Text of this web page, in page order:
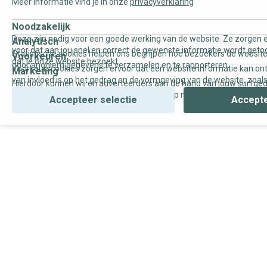
Meer informatie vind je in onze privacyverklaring
Noodzakelijk
Deze zijn nodig voor een goede werking van de website. Ze zorgen
voor dat aan jou snel en correct de gewenste informatie wordt
dat je onze website bezoekt.
Analytisch
Statistische cookies helpen ons begrijpen hoe bezoekers de
door anoniem gegevens te verzamelen en te rapporteren.
Voorkeuren
Voorkeurscookies zorgen ervoor dat een website informatie kan
van invloed is op het gedrag en de vormgeving van de website,
Marketing
Hierdoor kunnen wij en adverteerders aan de hand van jouw
gepersonaliseerde online advertenties en op maat gemaakte
Accepteer selectie